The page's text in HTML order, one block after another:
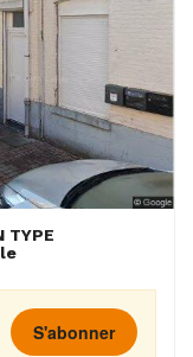
TYPE
S'abonner